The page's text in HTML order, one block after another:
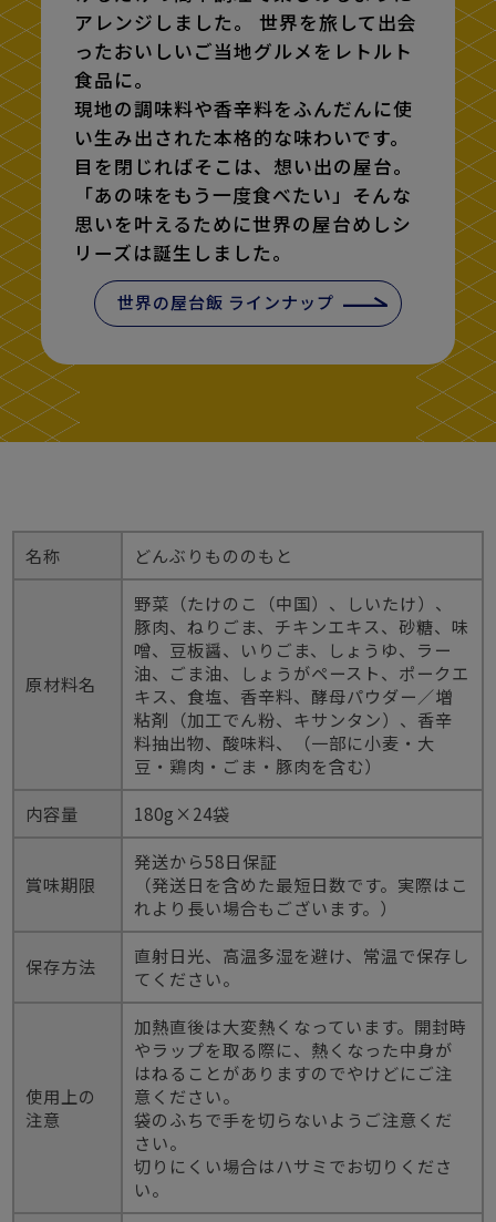
アレンジしました。 世界を旅して出会
ったおいしいご当地グルメをレトルト
食品に。
現地の調味料や香辛料をふんだんに使
い生み出された本格的な味わいです。
目を閉じればそこは、想い出の屋台。
「あの味をもう一度食べたい」そんな
思いを叶えるために世界の屋台めしシ
リーズは誕生しました。
世界の屋台飯 ラインナップ
名称 どんぶりもののもと
原材料名
野菜（たけのこ（中国）、しいたけ）、
豚肉、ねりごま、チキンエキス、砂糖、味
噌、豆板醤、いりごま、しょうゆ、ラー
油、ごま油、しょうがペースト、ポークエ
キス、食塩、香辛料、酵母パウダー／増
粘剤（加工でん粉、キサンタン）、香辛
料抽出物、酸味料、（一部に小麦・大
豆・鶏肉・ごま・豚肉を含む）
内容量
180g×24袋
賞味期限
発送から58日保証
（発送日を含めた最短日数です。実際はこ
れより長い場合もございます。）
保存方法
直射日光、高温多湿を避け、常温で保存し
てください。
使用上の
注意
加熱直後は大変熱くなっています。開封時
やラップを取る際に、熱くなった中身が
はねることがありますのでやけどにご注
意ください。
袋のふちで手を切らないようご注意くだ
さい。
切りにくい場合はハサミでお切りくださ
い。